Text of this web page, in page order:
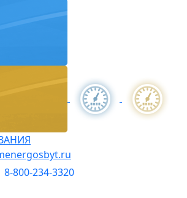
8-800-234-3320